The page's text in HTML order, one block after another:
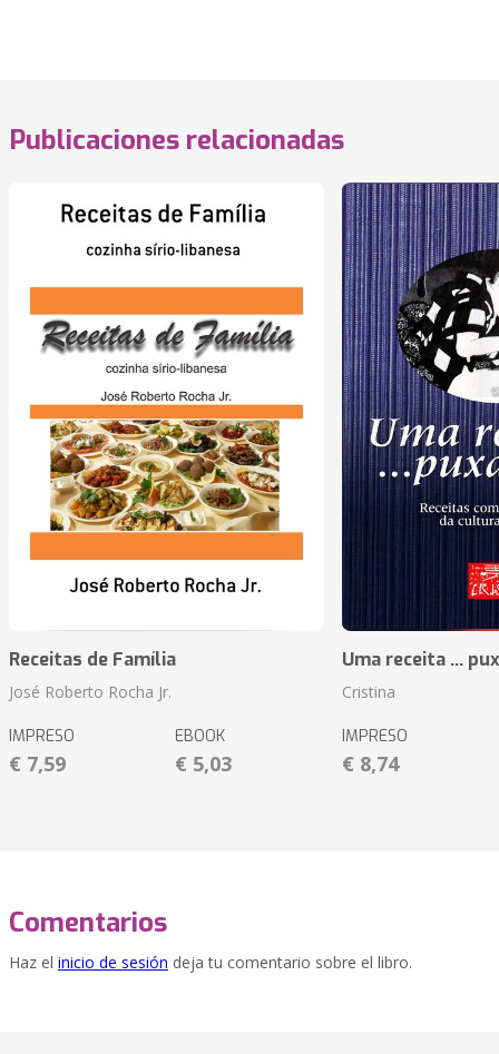
Publicaciones relacionadas
Receitas de Família
José Roberto Rocha Jr.
IMPRESO
€ 7,59
EBOOK
€ 5,03
Uma receita ...
Cristina
IMPRESO
€ 8,74
Comentarios
Haz el inicio de sesión deja tu comentario sobre el libro.